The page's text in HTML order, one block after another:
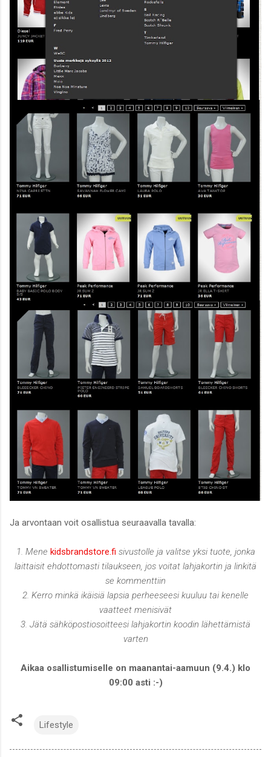
Ja arvontaan voit osallistua seuraavalla tavalla:
1. Mene kidsbrandstore.fi sivustolle ja valitse yksi tuote, jonka
laittaisit ehdottomasti tilaukseen, jos voitat lahjakortin ja linkitä
se kommenttiin
2. Kerro minkä ikäisiä lapsia perheeseesi kuuluu tai kenelle
vaatteet menisivät
3. Jätä sähköpostiosoitteesi lahjakortin koodin lähettämistä
varten
Aikaa osallistumiselle on maanantai-aamuun (9.4.) klo
09:00 asti :-)
Lifestyle